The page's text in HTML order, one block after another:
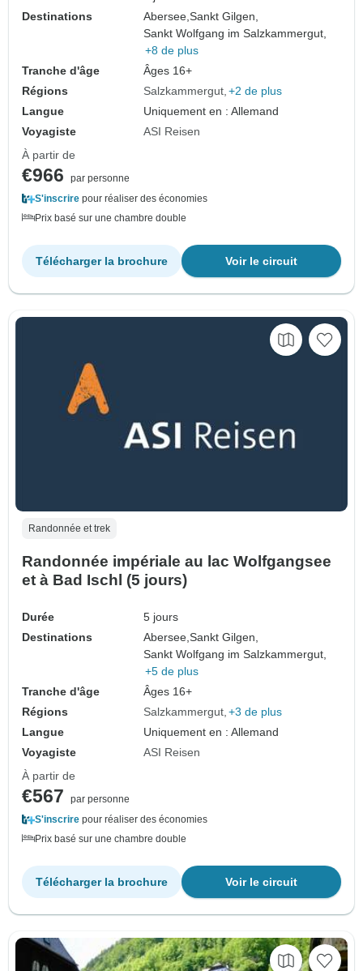
Destinations
Abersee,Sankt Gilgen,
Sankt Wolfgang im Salzkammergut,
+8 de plus
Tranche d'âge
Âges 16+
Régions
Salzkammergut +2 de plus
Langue
Uniquement en : Allemand
Voyagiste
ASI Reisen
À partir de
€966
par personne
S'inscrire pour réaliser des économies
Prix basé sur une chambre double
Voir le circuit
Télécharger la brochure
Randonnée et trek
Randonnée impériale au lac Wolfgangsee
et à Bad Ischl (5 jours)
Durée
5 jours
Destinations
Abersee,Sankt Gilgen,
Sankt Wolfgang im Salzkammergut,
+5 de plus
Tranche d'âge
Âges 16+
Régions
Salzkammergut +3 de plus
Langue
Uniquement en : Allemand
Voyagiste
ASI Reisen
À partir de
€567
par personne
S'inscrire pour réaliser des économies
Prix basé sur une chambre double
Voir le circuit
Télécharger la brochure